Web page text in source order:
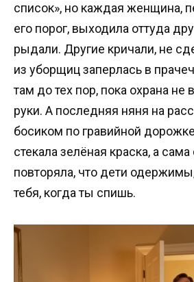
список», но каждая женщина,
его порог, выходила оттуда
рыдали. Другие кричали, не
из уборщиц заперлась в
там до тех пор, пока охрана не
руки. А последняя няня на
босиком по гравийной
стекала зелёная краска, а
повторяла, что дети
тебя, когда ты спишь.